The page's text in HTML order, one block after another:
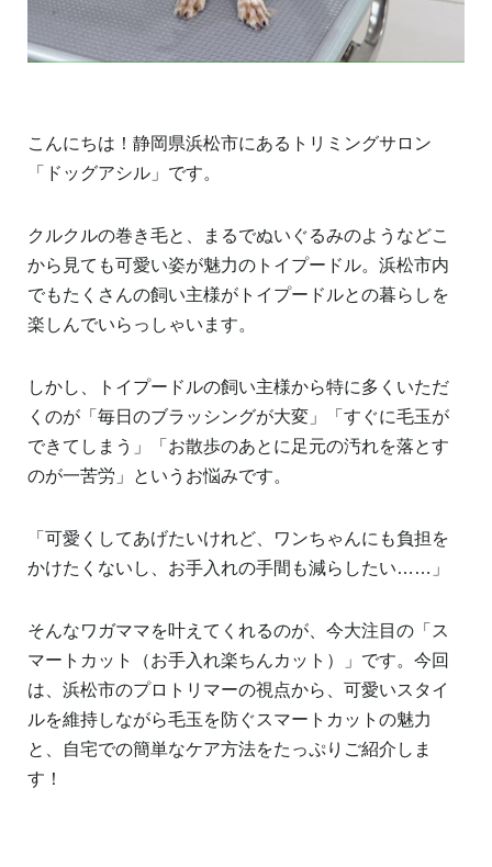
こんにちは！静岡県浜松市にあるトリミングサロン
「ドッグアシル」です。
クルクルの巻き毛と、まるでぬいぐるみのようなどこ
から見ても可愛い姿が魅力のトイプードル。浜松市内
でもたくさんの飼い主様がトイプードルとの暮らしを
楽しんでいらっしゃいます。
しかし、トイプードルの飼い主様から特に多くいただ
くのが「毎日のブラッシングが大変」「すぐに毛玉が
できてしまう」「お散歩のあとに足元の汚れを落とす
のが一苦労」というお悩みです。
「可愛くしてあげたいけれど、ワンちゃんにも負担を
かけたくないし、お手入れの手間も減らしたい……」
そんなワガママを叶えてくれるのが、今大注目の「ス
マートカット（お手入れ楽ちんカット）」です。今回
は、浜松市のプロトリマーの視点から、可愛いスタイ
ルを維持しながら毛玉を防ぐスマートカットの魅力
と、自宅での簡単なケア方法をたっぷりご紹介しま
す！